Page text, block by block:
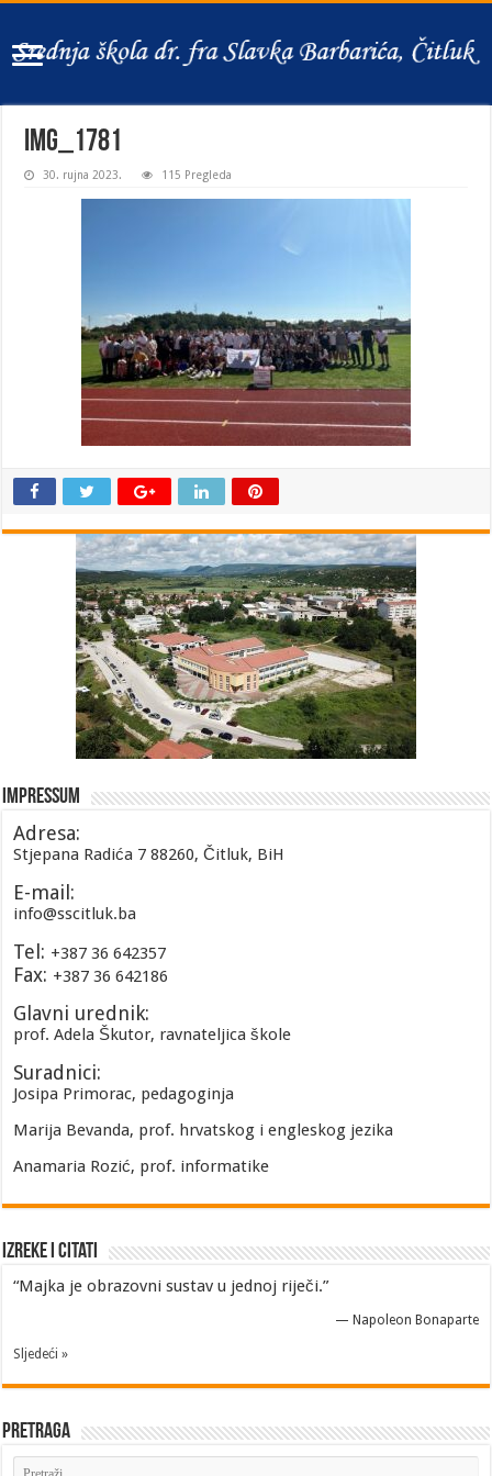
IMG_1781
30. rujna 2023. 115 Pregleda
Impressum
Adresa:
Stjepana Radića 7 88260, Čitluk, BiH
E-mail:
info@sscitluk.ba
Tel: +387 36 642357
Fax: +387 36 642186
Glavni urednik:
prof. Adela Škutor, ravnateljica škole
Suradnici:
Josipa Primorac, pedagoginja
Marija Bevanda, prof. hrvatskog i engleskog jezika
Anamaria Rozić, prof. informatike
Izreke i Citati
“Majka je obrazovni sustav u jednoj riječi.”
— Napoleon Bonaparte
Sljedeći »
Pretraga